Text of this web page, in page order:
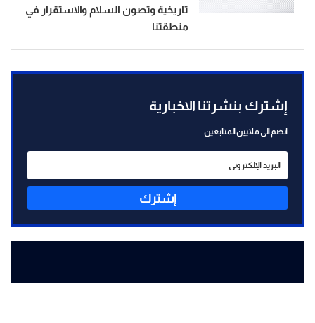
تاريخية وتصون السلام والاستقرار في
منطقتنا
إشترك بنشرتنا الاخبارية
انضم الى ملايين المتابعين
إشترك